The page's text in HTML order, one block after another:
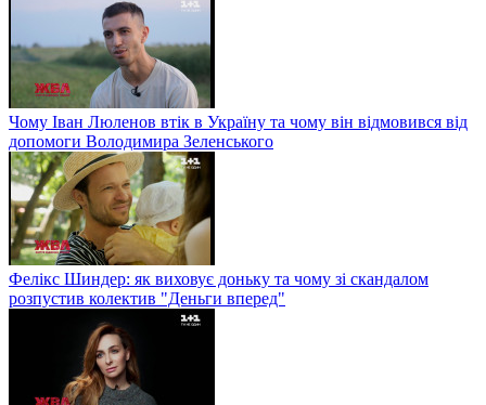
Чому Іван Люленов втік в Україну та чому він відмовився від
допомоги Володимира Зеленського
Фелікс Шиндер: як виховує доньку та чому зі скандалом
розпустив колектив "Деньги вперед"